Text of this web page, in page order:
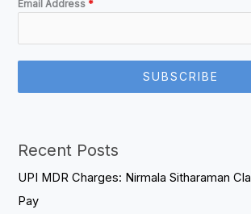
Email Address *
SUBSCRIBE
Recent Posts
UPI MDR Charges: Nirmala Sitharaman
Pay